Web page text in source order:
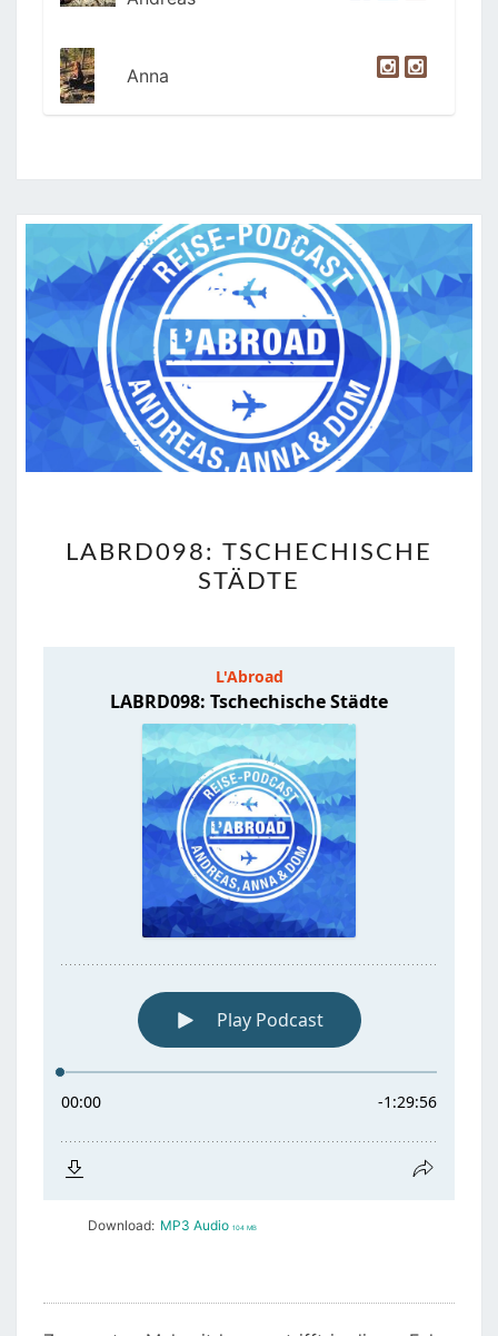
Anna
TSCHECHISCHE
STÄDTE
LABRD098: TSCHECHISCHE
STÄDTE
Download: MP3 Audio 104 MB